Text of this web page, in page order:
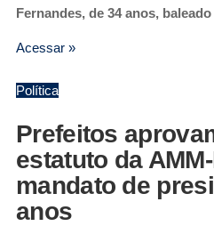
Fernandes, de 34 anos,
Acessar »
Política
Prefeitos
estatuto da
mandato de
anos